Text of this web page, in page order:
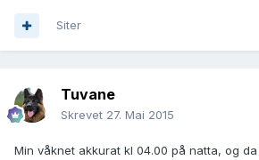
Siter
Tuvane
Skrevet 27. Mai 2015
Min våknet akkurat kl 04.00 på natta, og